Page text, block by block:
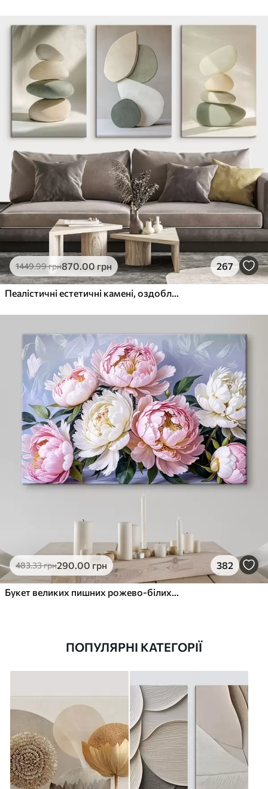
1449.99грн870.00 грн 267
Пеалістичні естетичні камені, оздоблення будинку, природне освітлення
483.33грн290.00 грн 382
Букет великих пишних рожево-білих квітів півонії із зеленим листям на м’якому розмитому фоні
ПОПУЛЯРНІ КАТЕГОРІЇ